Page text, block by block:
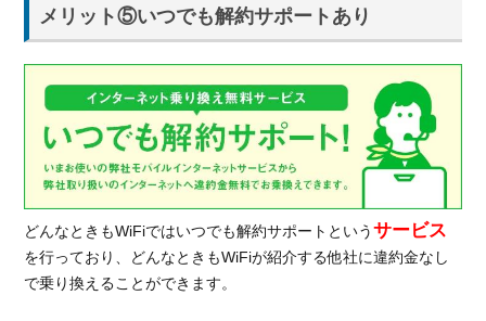
おす
すめ
メリット⑤いつでも解約サポートあり
どんなときもWiFiではいつでも解約サポートというサービス
を行っており、どんなときもWiFiが紹介する他社に違約金なし
で乗り換えることができます。